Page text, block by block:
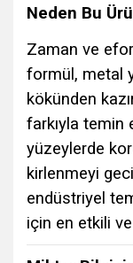
Neden Bu
Zaman ve
formül, metal
kökünden
farkıyla temin
yüzeylerde
kirlenmeyi
endüstriyel
için en etkili